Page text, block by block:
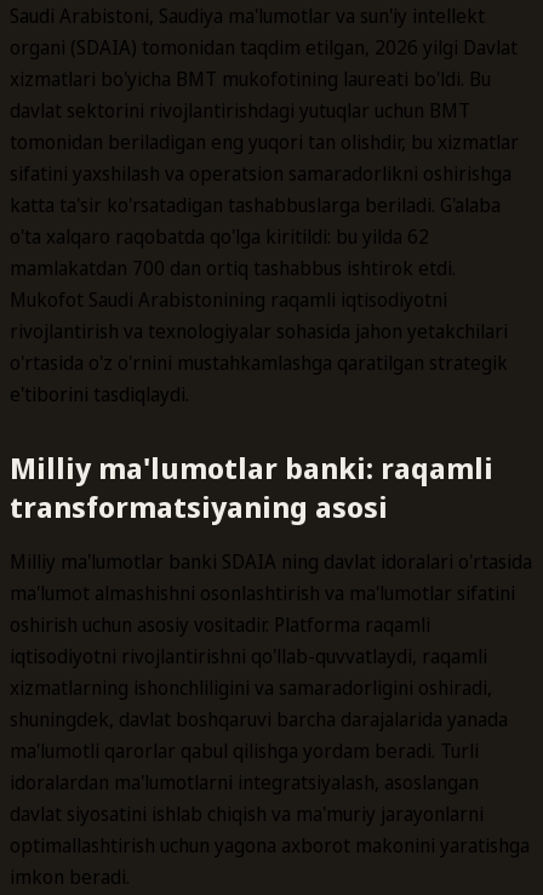
Saudi Arabistoni, Saudiya ma'lumotlar va sun'iy intellekt
organi (SDAIA) tomonidan taqdim etilgan, 2026 yilgi Davlat
xizmatlari bo'yicha BMT mukofotining laureati bo'ldi. Bu
davlat sektorini rivojlantirishdagi yutuqlar uchun BMT
tomonidan beriladigan eng yuqori tan olishdir, bu xizmatlar
sifatini yaxshilash va operatsion samaradorlikni oshirishga
katta ta'sir ko'rsatadigan tashabbuslarga beriladi. G'alaba
o'ta xalqaro raqobatda qo'lga kiritildi: bu yilda 62
mamlakatdan 700 dan ortiq tashabbus ishtirok etdi.
Mukofot Saudi Arabistonining raqamli iqtisodiyotni
rivojlantirish va texnologiyalar sohasida jahon yetakchilari
o'rtasida o'z o'rnini mustahkamlashga qaratilgan strategik
e'tiborini tasdiqlaydi.
Milliy ma'lumotlar banki: raqamli
transformatsiyaning asosi
Milliy ma'lumotlar banki SDAIA ning davlat idoralari o'rtasida
ma'lumot almashishni osonlashtirish va ma'lumotlar sifatini
oshirish uchun asosiy vositadir. Platforma raqamli
iqtisodiyotni rivojlantirishni qo'llab-quvvatlaydi, raqamli
xizmatlarning ishonchliligini va samaradorligini oshiradi,
shuningdek, davlat boshqaruvi barcha darajalarida yanada
ma'lumotli qarorlar qabul qilishga yordam beradi. Turli
idoralardan ma'lumotlarni integratsiyalash, asoslangan
davlat siyosatini ishlab chiqish va ma'muriy jarayonlarni
optimallashtirish uchun yagona axborot makonini yaratishga
imkon beradi.